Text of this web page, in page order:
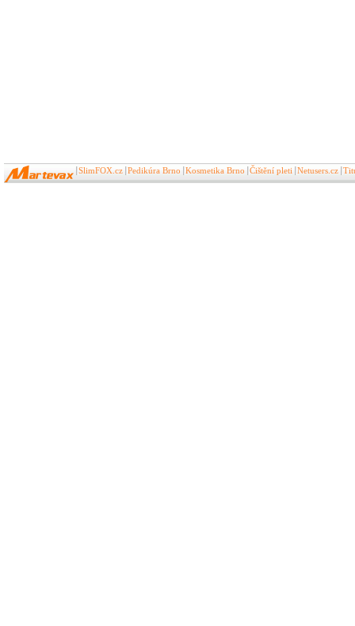
SlimFOX.cz Pedikúra Brno Kosmetika Brno Čištění pleti Netusers.cz